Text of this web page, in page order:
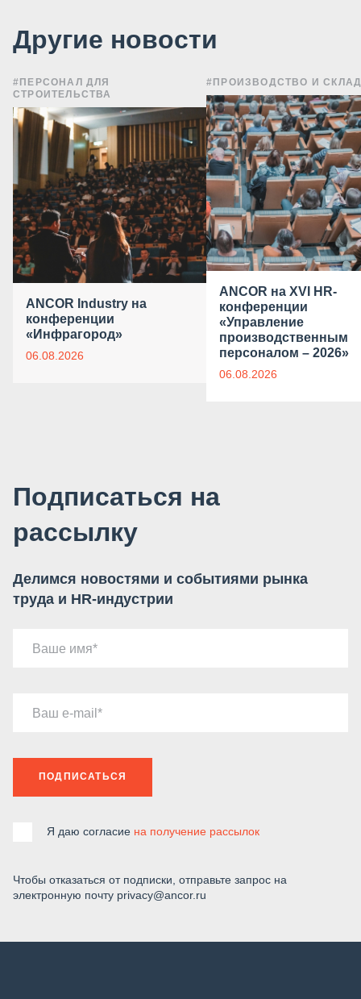
Другие новости
#ПЕРСОНАЛ ДЛЯ
СТРОИТЕЛЬСТВА
ANCOR Industry на
конференции
«Инфрагород»
06.08.2026
#ПРОИЗВОДСТВО И
ANCOR на XVI HR-
конференции
«Управление
производственным
персоналом – 2026»
06.08.2026
Подписаться на
рассылку
Делимся новостями и событиями рынка
труда и HR-индустрии
Ваше имя
Ваш e-mail
ПОДПИСАТЬСЯ
Я даю согласие на получение рассылок
Чтобы отказаться от подписки, отправьте запрос на
электронную почту privacy@ancor.ru